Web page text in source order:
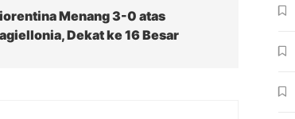
Menang 3-0 atas
Dekat ke 16 Besar